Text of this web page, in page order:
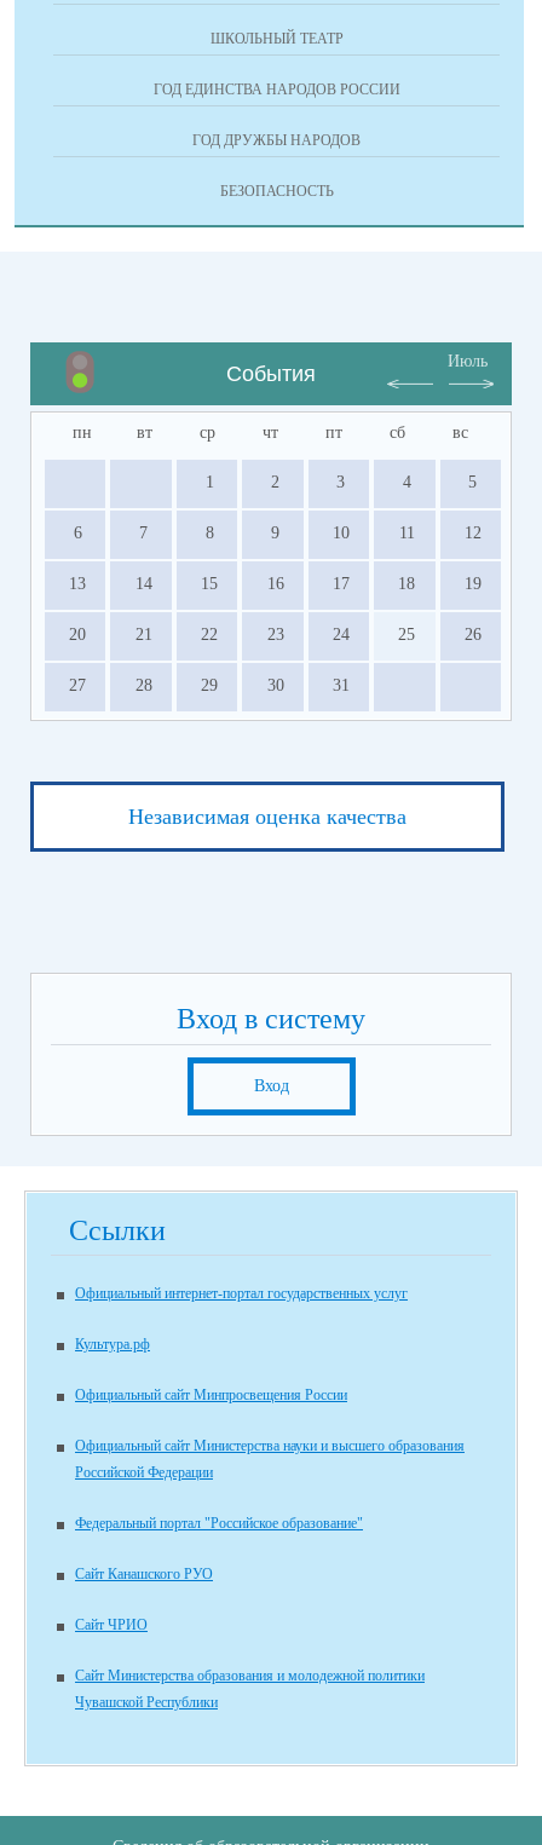
ШКОЛЬНЫЙ ТЕАТР
ГОД ЕДИНСТВА НАРОДОВ РОССИИ
ГОД ДРУЖБЫ НАРОДОВ
БЕЗОПАСНОСТЬ
События
Июль
пн вт ср чт пт сб вс
1 2 3 4 5
6 7 8 9 10 11 12
13 14 15 16 17 18 19
20 21 22 23 24 25 26
27 28 29 30 31
Независимая оценка качества
Вход в систему
Вход
Ссылки
Официальный интернет-портал государственных услуг
Культура.рф
Официальный сайт Минпросвещения России
Официальный сайт Министерства науки и высшего образования
Российской Федерации
Федеральный портал "Российское образование"
Сайт Канашского РУО
Сайт ЧРИО
Сайт Министерства образования и молодежной политики
Чувашской Республики